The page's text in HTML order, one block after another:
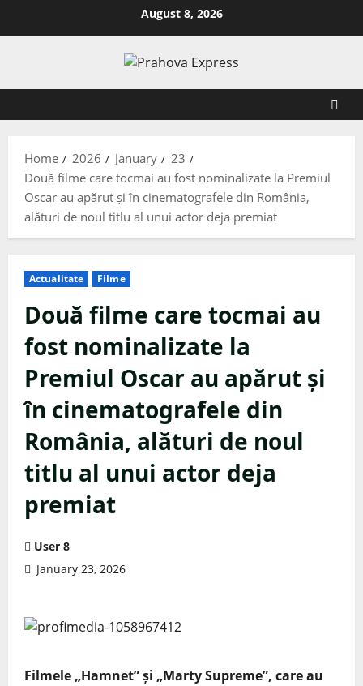
August 8, 2026
Home 2026 January
23
Două filme care tocmai au fost nominalizate la Premiul
Oscar au apărut și în cinematografele din România,
alături de noul titlu al unui actor deja premiat
Actualitate Filme
Două filme care tocmai au
fost nominalizate la
Premiul Oscar au apărut și
în cinematografele din
România, alături de noul
titlu al unui actor deja
premiat
User 8
January 23, 2026
Filmele „Hamnet” și „Marty Supreme”, care au